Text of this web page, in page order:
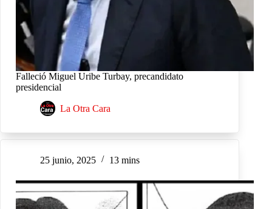
Falleció Miguel Uribe Turbay, precandidato
presidencial
La Otra Cara
25 junio, 2025 13 mins